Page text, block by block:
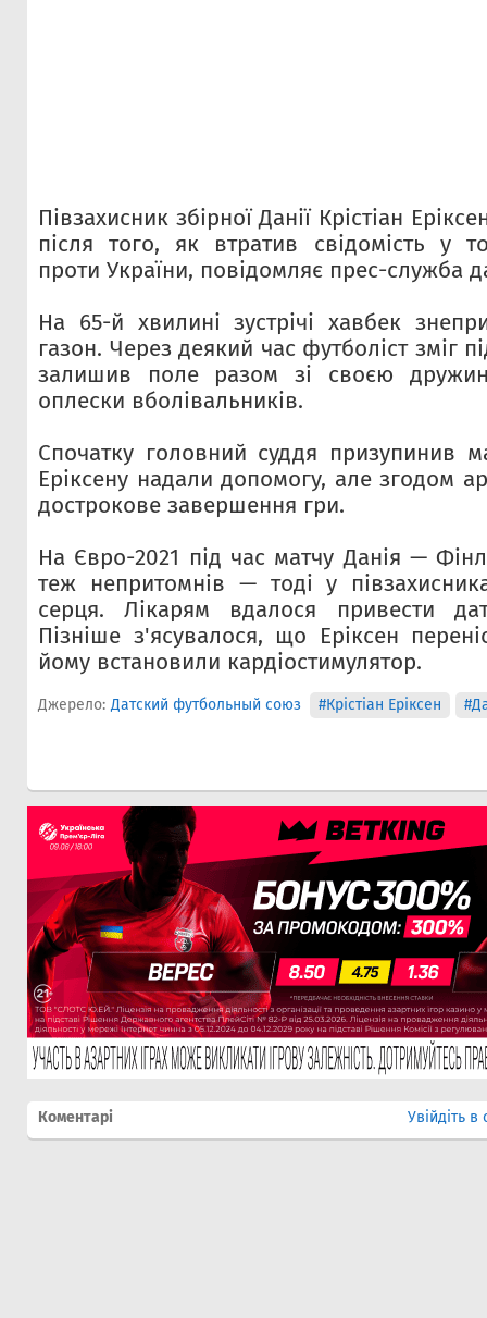
Півзахисник збірної Данії Крістіан
після того, як втратив свідомість у
проти України, повідомляє прес-служба
На 65-й хвилині зустрічі хавбек
газон. Через деякий час футболіст зміг
залишив поле разом зі своєю
оплески вболівальників.
Спочатку головний суддя призупинив
Еріксену надали допомогу, але згодом
дострокове завершення гри.
На Євро-2021 під час матчу Данія —
теж непритомнів — тоді у
серця. Лікарям вдалося привести
Пізніше з'ясувалося, що Еріксен
йому встановили кардіостимулятор.
Джерело: Датский футбольный союз #Крістіан Еріксен
Коментарі Увійдіть в